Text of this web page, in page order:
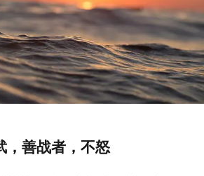
，善战者，不怒